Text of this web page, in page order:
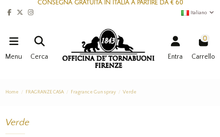
CONSEGNA GRATUITA IN ITALIA A PARTIRE DA € 60
Italiano
Menu Cerca Entra
0
Carrello
Home FRAGRANZE CASA Fragrance Gun spray Verde
Verde